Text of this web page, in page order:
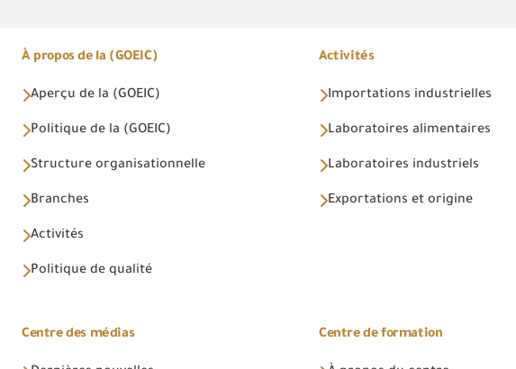
À propos de la (GOEIC)
Aperçu de la (GOEIC)
Politique de la (GOEIC)
Structure organisationnelle
Branches
Activités
Politique de qualité
Activités
Importations industrielles
Laboratoires alimentaires
Laboratoires industriels
Exportations et origine
Centre des médias Centre de formation